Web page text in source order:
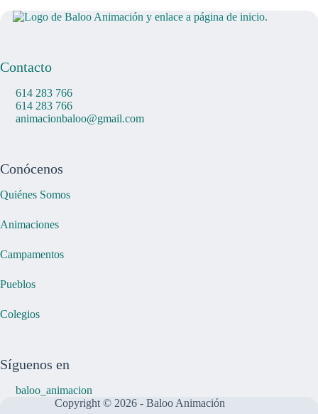
Contacto
614 283 766
614 283 766
animacionbaloo@gmail.com
Conócenos
Quiénes Somos
Animaciones
Campamentos
Pueblos
Colegios
Síguenos en
baloo_animacion
Copyright © 2026 - Baloo Animación